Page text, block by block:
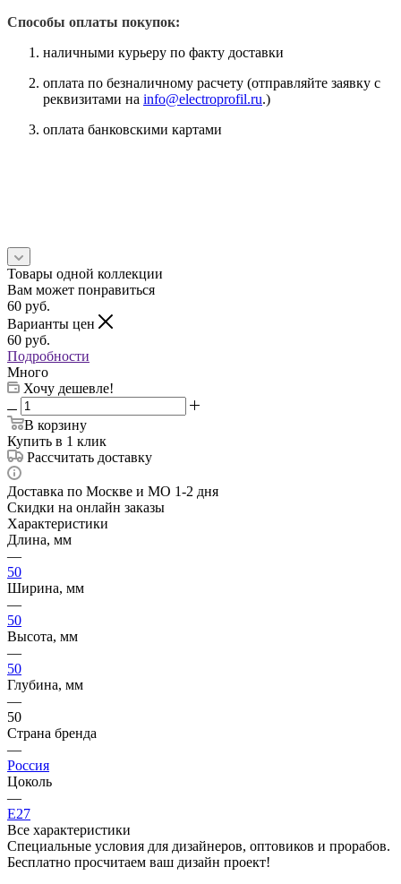
Способы оплаты покупок:
наличными курьеру по факту доставки
оплата по безналичному расчету (отправляйте заявку с
реквизитами на info@electroprofil.ru.)
оплата банковскими картами
Товары одной коллекции
Вам может понравиться
60 руб.
Варианты цен
60 руб.
Подробности
Много
Хочу дешевле!
В корзину
Купить в 1 клик
Рассчитать доставку
Доставка по Москве и МО 1-2 дня
Скидки на онлайн заказы
Характеристики
Длина, мм
—
50
Ширина, мм
—
50
Высота, мм
—
50
Глубина, мм
—
50
Страна бренда
—
Россия
Цоколь
—
E27
Все характеристики
Специальные условия для дизайнеров, оптовиков и прорабов.
Бесплатно просчитаем ваш дизайн проект!